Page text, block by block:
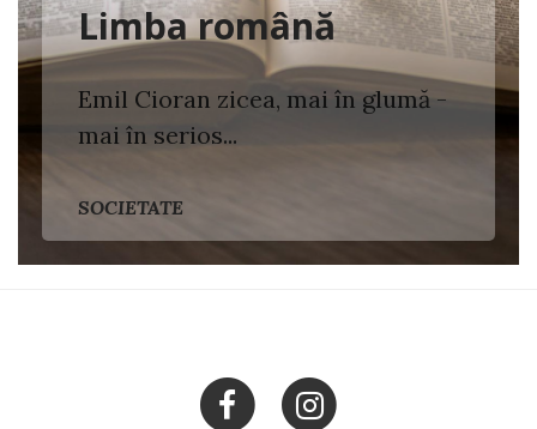
Limba română
Emil Cioran zicea, mai în glumă -
mai în serios...
SOCIETATE